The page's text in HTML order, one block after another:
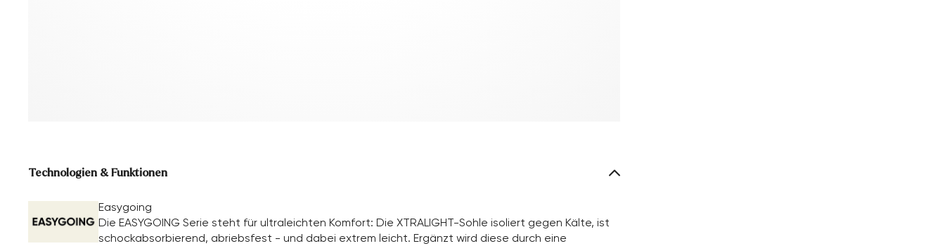
Technologien & Funktionen
Easygoing
Die EASYGOING Serie steht für ultraleichten Komfort: Die XTRALIGHT-Sohle isoliert gegen Kälte, ist
schockabsorbierend, abriebsfest - und dabei extrem leicht. Ergänzt wird diese durch eine